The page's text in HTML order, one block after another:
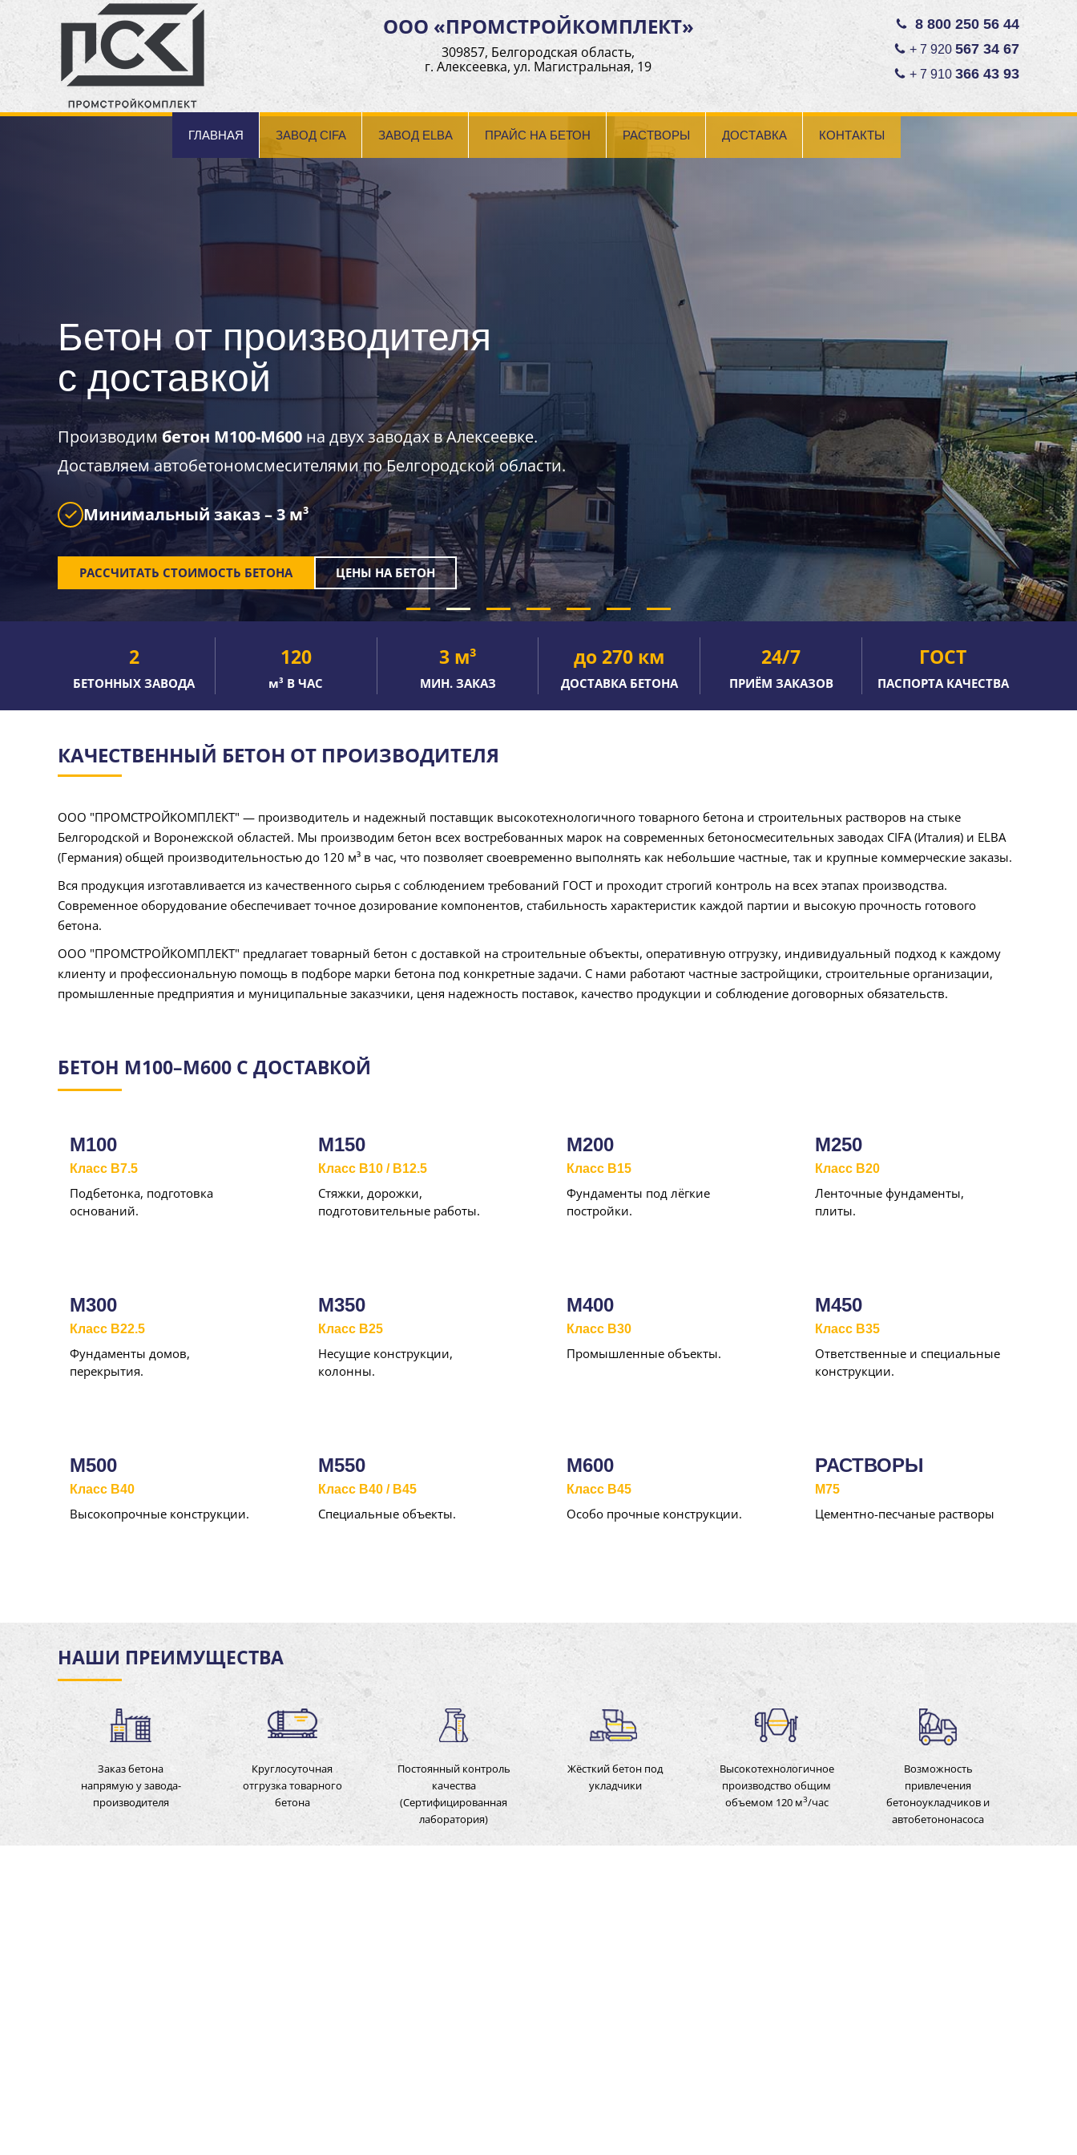
ООО «ПРОМСТРОЙКОМПЛЕКТ»
309857, Белгородская область,
г. Алексеевка, ул. Магистральная, 19
8 800 250 56 44
+ 7 920567 34 67
+ 7 910 366 43 93
ГЛАВНАЯ ЗАВОД CIFA ЗАВОД ELBA ПРАЙС НА БЕТОН РАСТВОРЫ ДОСТАВКА КОНТАКТЫ
Бетон от производителя
с доставкой
Производим бетон М100-М600 на двух заводах в Алексеевке.
Доставляем автобетономсмесителями по Белгородской области.
Минимальный заказ – 3 м³
РАССЧИТАТЬ СТОИМОСТЬ БЕТОНА ЦЕНЫНА БЕТОН
2
БЕТОННЫХ ЗАВОДА
120
м³ В ЧАС
3 м³
МИН. ЗАКАЗ
до 270 км
ДОСТАВКА БЕТОНА
24/7
ПРИЁМ ЗАКАЗОВ
ГОСТ
ПАСПОРТА КАЧЕСТВА
КАЧЕСТВЕННЫЙ БЕТОН ОТ ПРОИЗВОДИТЕЛЯ
ООО "ПРОМСТРОЙКОМПЛЕКТ" — производитель и надежный поставщик высокотехнологичного товарного бетона и строительных растворов на стыке
Белгородской и Воронежской областей. Мы производим бетон всех востребованных марок на современных бетоносмесительных заводах CIFA (Италия) и ELBA
(Германия) общей производительностью до 120 м³ в час, что позволяет своевременно выполнять как небольшие частные, так и крупные коммерческие заказы.
Вся продукция изготавливается из качественного сырья с соблюдением требований ГОСТ и проходит строгий контроль на всех этапах производства.
Современное оборудование обеспечивает точное дозирование компонентов, стабильность характеристик каждой партии и высокую прочность готового
бетона.
ООО "ПРОМСТРОЙКОМПЛЕКТ" предлагает товарный бетон с доставкой на строительные объекты, оперативную отгрузку, индивидуальный подход к каждому
клиенту и профессиональную помощь в подборе марки бетона под конкретные задачи. С нами работают частные застройщики, строительные организации,
промышленные предприятия и муниципальные заказчики, ценя надежность поставок, качество продукции и соблюдение договорных обязательств.
БЕТОН М100–М600 С ДОСТАВКОЙ
М100
Класс B7.5
Подбетонка, подготовка
оснований.
М150
Класс B10 / B12.5
Стяжки, дорожки,
подготовительные работы.
М200
Класс B15
Фундаменты под лёгкие
постройки.
М250
Класс B20
Ленточные фундаменты,
плиты.
М300
Класс B22.5
Фундаменты домов,
перекрытия.
М350
Класс B25
Несущие конструкции,
колонны.
М400
Класс B30
Промышленные объекты.
М450
Класс B35
Ответственные и специальные
конструкции.
М500
Класс B40
Высокопрочные конструкции.
М550
Класс B40 / B45
Специальные объекты.
М600
Класс B45
Особо прочные конструкции.
РАСТВОРЫ
M75
Цементно-песчаные растворы
НАШИ ПРЕИМУЩЕСТВА
Заказ бетона
напрямую у завода-
производителя
Круглосуточная
отгрузка товарного
бетона
Постоянный контроль
качества
(Сертифицированная
лаборатория)
Жёсткий бетон под
укладчики
Высокотехнологичное
производство общим
объемом 120 м3/час
Возможность
привлечения
бетоноукладчиков и
автобетононасоса